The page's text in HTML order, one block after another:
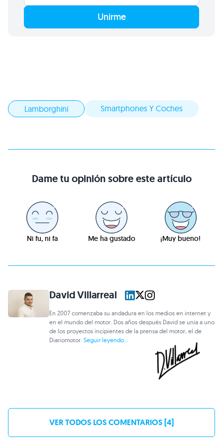
Unirme
Lamborghini Smartphones Y Coches
Dame tu opinión sobre este artículo
Ni fu, ni fa Me ha gustado ¡Muy bueno!
David Villarreal
En 2007 comenzaba su andadura en los medios en internet y
en el mundo del motor. Dos años después David se unía a uno
de los proyectos incipientes de la prensa del motor, el de
Diariomotor.Seguir leyendo...
VER TODOS LOS COMENTARIOS [4]